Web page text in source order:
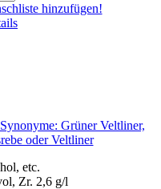
hinzufügen!
Grüner Veltliner,
oder Veltliner
etc.
Zr. 2,6 g/l